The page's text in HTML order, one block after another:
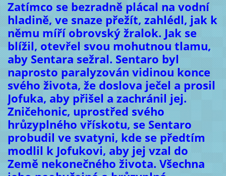
Zatímco se bezradně plácal na vodní
hladině, ve snaze přežít, zahlédl, jak k
němu míří obrovský žralok. Jak se
blížil, otevřel svou mohutnou tlamu,
aby Sentara sežral. Sentaro byl
naprosto paralyzován vidinou konce
svého života, že doslova ječel a prosil
Jofuka, aby přišel a zachránil jej.
Zničehonic, uprostřed svého
hrůzyplného vřískotu, se Sentaro
probudil ve svatyni, kde se předtím
modlil k Jofukovi, aby jej vzal do
Země nekonečného života. Všechna